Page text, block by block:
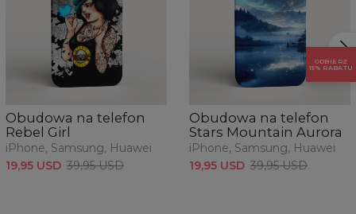
Obudowa na telefon
Rebel Girl
iPhone, Samsung, Huawei
19,95 USD 39,95 USD
Obudowa na telefon
Stars Mountain Aurora
iPhone, Samsung, Huawei
19,95 USD 39,95 USD
ODBIERZ
15% RABATU